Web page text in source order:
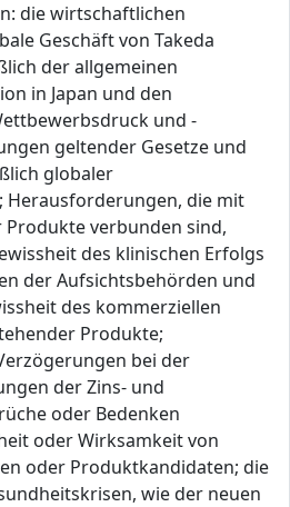
die wirtschaftlichen
Geschäft von Takeda
der allgemeinen
in Japan und den
und -
geltender Gesetze und
globaler
Herausforderungen, die mit
verbunden sind,
des klinischen Erfolgs
der Aufsichtsbehörden und
des kommerziellen
Produkte;
bei der
der Zins- und
oder Bedenken
oder Wirksamkeit von
oder Produktkandidaten; die
wie der neuen